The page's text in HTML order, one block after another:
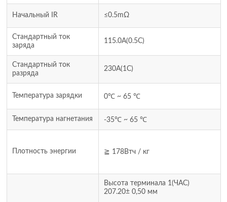
Начальный IR ≤0.5mΩ
Стандартный ток
заряда
115.0А(0.5С)
Стандартный ток
разряда
230А(1С)
Температура зарядки 0℃ ~ 65 ℃
Температура нагнетания -35℃ ~ 65 ℃
Плотность энергии ≧ 178Втч / кг
Высота терминала 1(ЧАС)
207.20± 0,50 мм